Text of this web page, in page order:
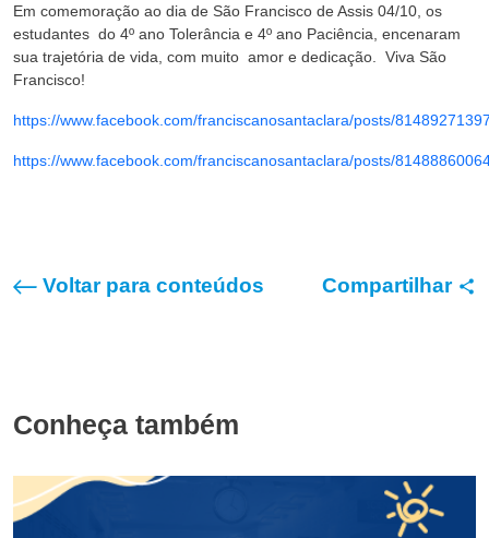
Em comemoração ao dia de São Francisco de Assis 04/10, os
estudantes do 4º ano Tolerância e 4º ano Paciência, encenaram
sua trajetória de vida, com muito amor e dedicação. Viva São
Francisco!
https://www.facebook.com/franciscanosantaclara/posts/
https://www.facebook.com/franciscanosantaclara/posts/
Voltar para conteúdos Compartilhar
Conheça também